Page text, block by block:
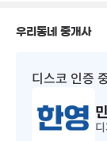
우리동네 중개사
디스코 인증